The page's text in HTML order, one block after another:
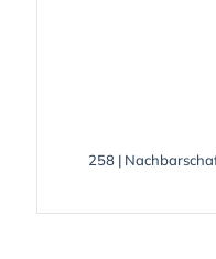
258 |